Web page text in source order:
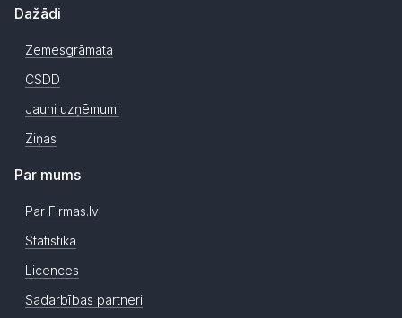
Dažādi
Zemesgrāmata
CSDD
Jauni uzņēmumi
Ziņas
Par mums
Par Firmas.lv
Statistika
Licences
Sadarbības partneri